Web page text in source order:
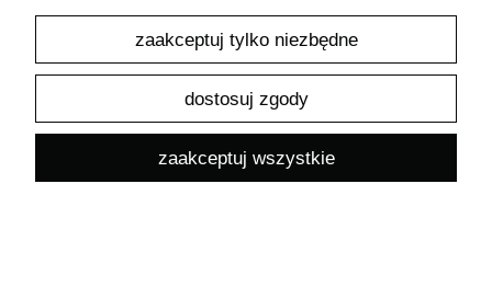
Dekoracyjny stempel XL " LOVE you forever "
24,39 zł
zaakceptuj tylko niezbędne
dostosuj zgody
zaakceptuj wszystkie